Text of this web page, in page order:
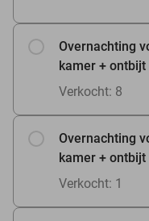
Overnachting
kamer + ontbijt
Verkocht: 8
Overnachting
kamer +
Verkocht: 1